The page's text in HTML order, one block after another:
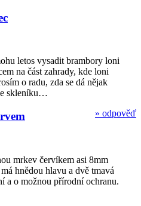
letos vysadit brambory loni
na část zahrady, kde loni
o radu, zda se dá nějak
skleníku…
» odpověď
mrkev červíkem asi 8mm
hnědou hlavu a dvě tmavá
a o možnou přírodní ochranu.